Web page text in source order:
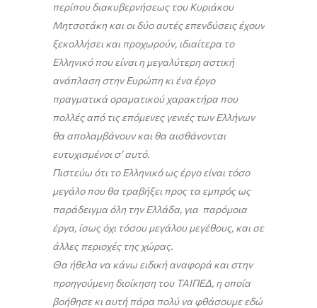
περίπου διακυβερνήσεως του Κυριάκου
Μητσοτάκη και οι δύο αυτές επενδύσεις έχουν
ξεκολλήσει και προχωρούν, ιδιαίτερα το
Ελληνικό που είναι η μεγαλύτερη αστική
ανάπλαση στην Ευρώπη κι ένα έργο
πραγματικά οραματικού χαρακτήρα που
πολλές από τις επόμενες γενιές των Ελλήνων
θα απολαμβάνουν και θα αισθάνονται
ευτυχισμένοι σ’ αυτό.
Πιστεύω ότι το Ελληνικό ως έργο είναι τόσο
μεγάλο που θα τραβήξει προς τα εμπρός ως
παράδειγμα όλη την Ελλάδα, για παρόμοια
έργα, ίσως όχι τόσου μεγάλου μεγέθους, και σε
άλλες περιοχές της χώρας.
Θα ήθελα να κάνω ειδική αναφορά και στην
προηγούμενη διοίκηση του ΤΑΙΠΕΔ, η οποία
βοήθησε κι αυτή πάρα πολύ να φθάσουμε εδώ